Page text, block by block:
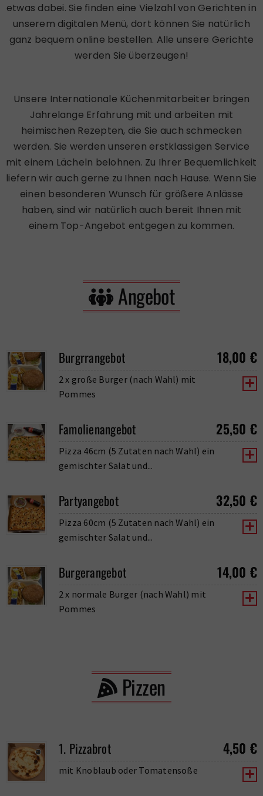
etwas dabei. Sie finden eine Vielzahl von Gerichten in
unserem digitalen Menü, dort können Sie natürlich
ganz bequem online bestellen. Alle unsere Gerichte
werden Sie überzeugen!
Unsere Internationale Küchenmitarbeiter bringen
Jahrelange Erfahrung mit und arbeiten mit
heimischen Rezepten, die Sie auch schmecken
werden. Sie werden unseren erstklassigen Service
mit einem Lächeln belohnen. Zu Ihrer Bequemlichkeit
liefern wir auch gerne zu Ihnen nach Hause. Wenn Sie
einen besonderen Wunsch für größere Anlässe
haben, sind wir natürlich auch bereit Ihnen mit
einem Top-Angebot entgegen zu kommen.
Angebot
Burgrrangebot 18,00 €
2 x große Burger (nach Wahl) mit
Pommes
Famolienangebot 25,50 €
Pizza 46cm (5 Zutaten nach Wahl) ein
gemischter Salat und...
Partyangebot 32,50 €
Pizza 60cm (5 Zutaten nach Wahl) ein
gemischter Salat und...
Burgerangebot 14,00 €
2 x normale Burger (nach Wahl) mit
Pommes
Pizzen
1. Pizzabrot 4,50 €
mit Knoblaub oder Tomatensoße